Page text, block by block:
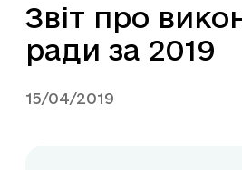
Звіт про
ради за 2019
15/04/2019